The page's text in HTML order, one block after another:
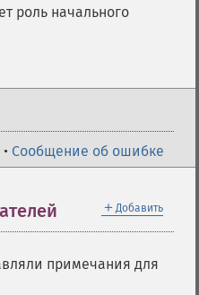
роль начального
• Сообщение об ошибке
＋ Добавить
примечания для